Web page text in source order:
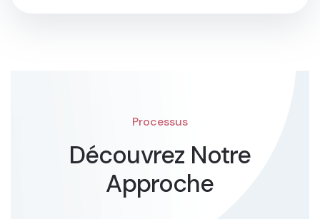
Processus
Découvrez Notre
Approche